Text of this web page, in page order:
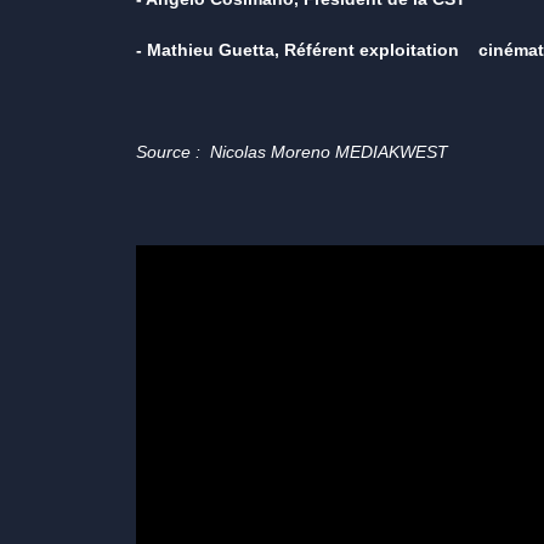
- Mathieu Guetta, Référent exploitation
Source : Nicolas Moreno MEDIAKWEST